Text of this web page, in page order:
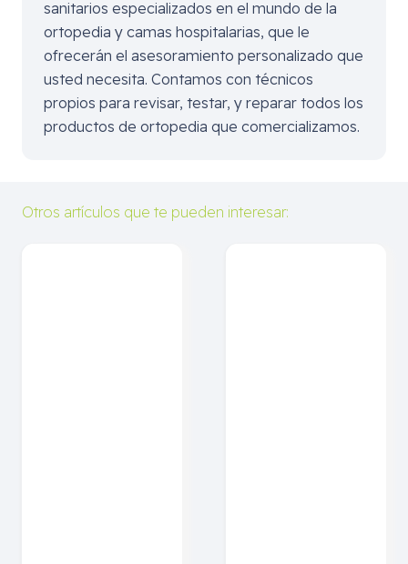
sanitarios especializados en el mundo de la
ortopedia y camas hospitalarias, que le
ofrecerán el asesoramiento personalizado que
usted necesita. Contamos con técnicos
propios para revisar, testar, y reparar todos los
productos de ortopedia que comercializamos.
Otros artículos que te pueden interesar: